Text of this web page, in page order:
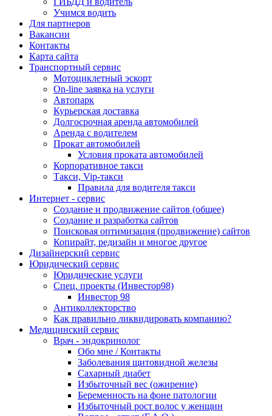
Учимся водить
Для партнеров
Вакансии
Контакты
Карта сайта
Транспортный сервис
Мотоциклетный эскорт
On-line заявка на услуги
Автопарк
Курьерская доставка
Долгосрочная аренда автомобилей
Аренда с водителем
Прокат автомобилей
Условия проката автомобилей
Корпоративное такси
Такси, Vip-такси
Правила для водителя такси
Интернет - сервис
Создание и продвижение сайтов (общее)
Создание и разработка сайтов
Поисковая оптимизация (продвижение) сайтов
Копирайт, редизайн и многое другое
Дизайнерский сервис
Юридический сервис
Юридические услуги
Спец. проекты (Инвестор98)
Инвестор 98
Антиколлекторство
Как правильно ликвидировать компанию?
Медицинский сервис
Врач - эндокринолог
Обо мне / Контакты
Заболевания щитовидной железы
Сахарный диабет
Избыточный вес (ожирение)
Беременность на фоне патологии
Избыточный рост волос у женщин